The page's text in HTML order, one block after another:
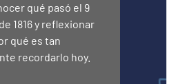
para abordar en
y secundario
de